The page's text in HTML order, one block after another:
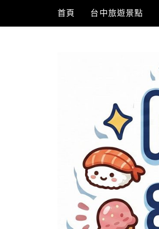
content
首頁 台中旅遊景點